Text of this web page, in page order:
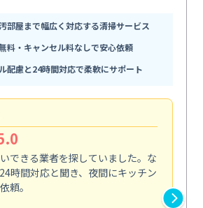
部屋まで幅広く対応する清掃サービス
料・キャンセル料なしで安心依頼
配慮と24時間対応で柔軟にサポート
できる業者を探していました。な
時間対応と聞き、夜間にキッチン
頼。